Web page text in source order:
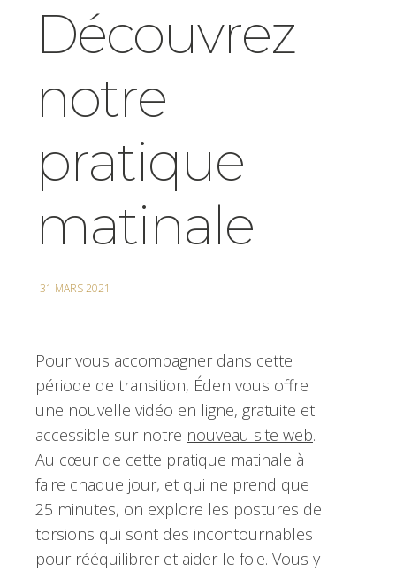
Découvrez
notre
pratique
matinale
31 MARS 2021
Pour vous accompagner dans cette
période de transition, Éden vous offre
une nouvelle vidéo en ligne, gratuite et
accessible sur notre nouveau site web.
Au cœur de cette pratique matinale à
faire chaque jour, et qui ne prend que
25 minutes, on explore les postures de
torsions qui sont des incontournables
pour rééquilibrer et aider le foie. Vous y